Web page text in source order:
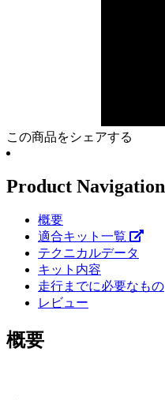
この商品をシェアする
Product Navigation
概要
適合キット一覧
テクニカルデータ
キット内容
走行までに必要なもの
レビュー
概要